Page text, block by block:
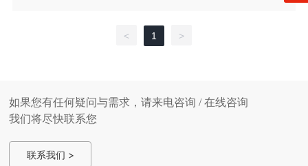
< 1 >
如果您有任何疑问与需求，请来电咨询 / 在线咨询
我们将尽快联系您
联系我们 >